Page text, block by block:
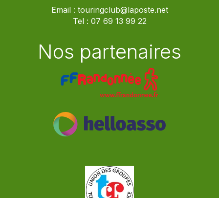
Email : touringclub@laposte.net
Tel : 07 69 13 99 22
Nos partenaires